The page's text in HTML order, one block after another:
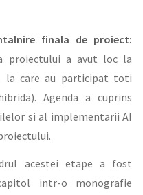
finala de proiect:
proiectului a avut loc la
la care au participat toti
Agenda a cuprins
si al implementarii AI
acestei etape a fost
intr-o monografie